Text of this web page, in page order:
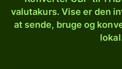
valutakurs. Vise er den
at sende, bruge og